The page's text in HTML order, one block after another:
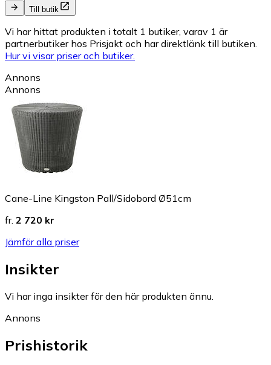
Till butik
Vi har hittat produkten i totalt 1 butiker, varav 1 är
partnerbutiker hos Prisjakt och har direktlänk till butiken.
Hur vi visar priser och butiker.
Annons
Annons
Cane-Line Kingston Pall/Sidobord Ø51cm
fr. 2 720 kr
Jämför alla priser
Insikter
Vi har inga insikter för den här produkten ännu.
Annons
Prishistorik